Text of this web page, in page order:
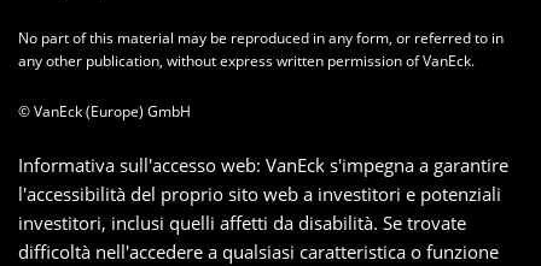
No part of this material may be reproduced in any form, or referred to in
any other publication, without express written permission of VanEck.
© VanEck (Europe) GmbH
Informativa sull'accesso web: VanEck s'impegna a garantire
l'accessibilità del proprio sito web a investitori e potenziali
investitori, inclusi quelli affetti da disabilità. Se trovate
difficoltà nell'accedere a qualsiasi caratteristica o funzione